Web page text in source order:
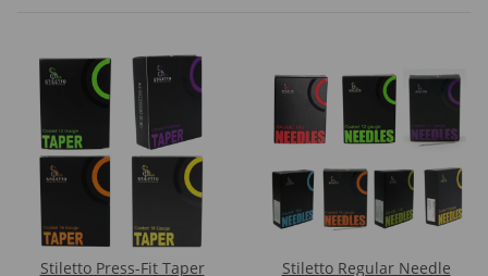
Stiletto Press-Fit Taper
Stiletto Regular Needle